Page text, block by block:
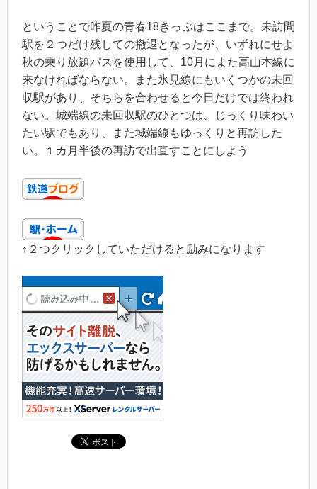
ということで昨夏の青春18きっぷはここまで。未訪問
駅を２つだけ残しての撤退となったが、いずれにせよ
秋の乗り放題パスを使用して、10月にまた高山本線に
来なければならない。また氷見線にもいくつかの未回
収駅があり、そちらを合わせると今日だけでは終われ
ない。城端線の未回収駅のひとつは、じっくり味わい
たい駅でもあり、また城端線もゆっくりと再訪した
い。１カ月半後の再訪で出直すことにしよう
↑２つクリックしていただけると励みになります